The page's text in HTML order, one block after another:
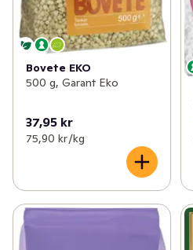
Bovete EKO
500 g, Garant Eko
37,95 kr
75,90 kr /kg